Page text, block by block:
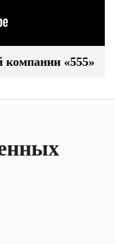
компании «555»